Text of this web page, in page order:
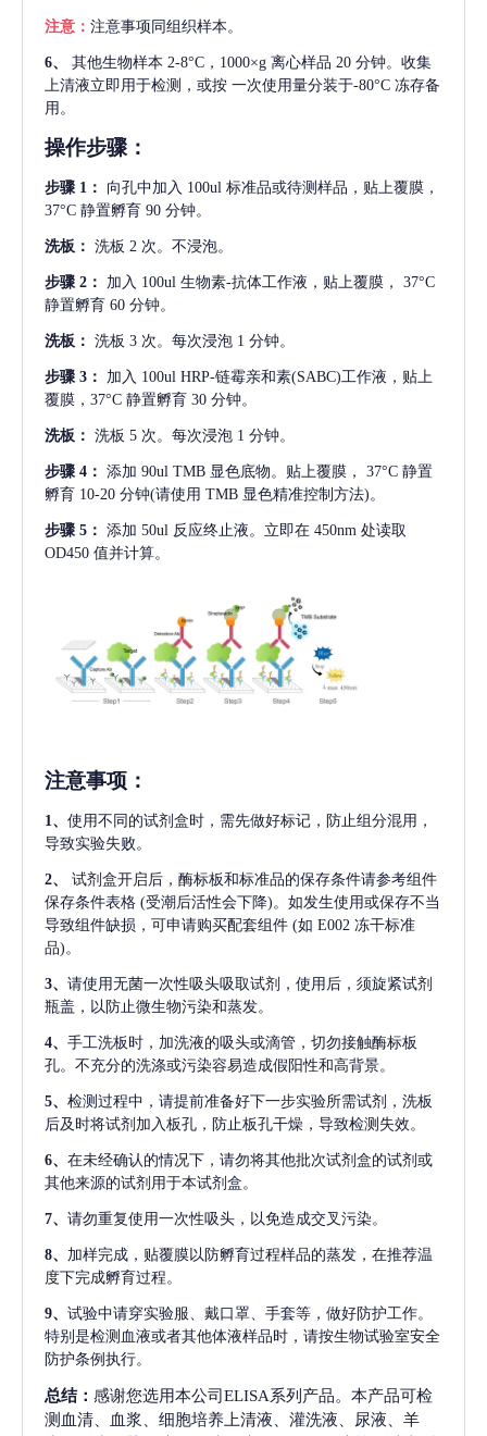
注意： 注意事项同组织样本。
6、 其他生物样本 2-8°C，1000×g 离心样品 20 分钟。收集
上清液立即用于检测，或按 一次使用量分装于-80°C 冻存备
用。
操作步骤：
步骤 1： 向孔中加入 100ul 标准品或待测样品，贴上覆膜，
37°C 静置孵育 90 分钟。
洗板： 洗板 2 次。不浸泡。
步骤 2： 加入 100ul 生物素-抗体工作液，贴上覆膜， 37°C
静置孵育 60 分钟。
洗板： 洗板 3 次。每次浸泡 1 分钟。
步骤 3： 加入 100ul HRP-链霉亲和素(SABC)工作液，贴上
覆膜，37°C 静置孵育 30 分钟。
洗板： 洗板 5 次。每次浸泡 1 分钟。
步骤 4： 添加 90ul TMB 显色底物。贴上覆膜， 37°C 静置
孵育 10-20 分钟(请使用 TMB 显色精准控制方法)。
步骤 5： 添加 50ul 反应终止液。立即在 450nm 处读取
OD450 值并计算。
注意事项 ：
1、 使用不同的试剂盒时，需先做好标记，防止组分混用，
导致实验失败。
2、
试剂盒开启后，酶标板和标准品的保存条件请参考组件
保存条件表格 (受潮后活性会下降)。如发生使用或保存不当
导致组件缺损，可申请购买配套组件 (如 E002 冻干标准
品)。
3、 请使用无菌一次性吸头吸取试剂，使用后，须旋紧试剂
瓶盖，以防止微生物污染和蒸发。
4、 手工洗板时，加洗液的吸头或滴管，切勿接触酶标板
孔。不充分的洗涤或污染容易造成假阳性和高背景。
5、 检测过程中，请提前准备好下一步实验所需试剂，洗板
后及时将试剂加入板孔，防止板孔干燥，导致检测失效。
6、 在未经确认的情况下，请勿将其他批次试剂盒的试剂或
其他来源的试剂用于本试剂盒。
7、 请勿重复使用一次性吸头，以免造成交叉污染。
8、 加样完成，贴覆膜以防孵育过程样品的蒸发，在推荐温
度下完成孵育过程。
9、 试验中请穿实验服、戴口罩、手套等，做好防护工作。
特别是检测血液或者其他体液样品时，请按生物试验室安全
防护条例执行。
总结： 感谢您选用本公司ELISA系列产品。本产品可检
测血清、血浆、细胞培养上清液、灌洗液、尿液、羊